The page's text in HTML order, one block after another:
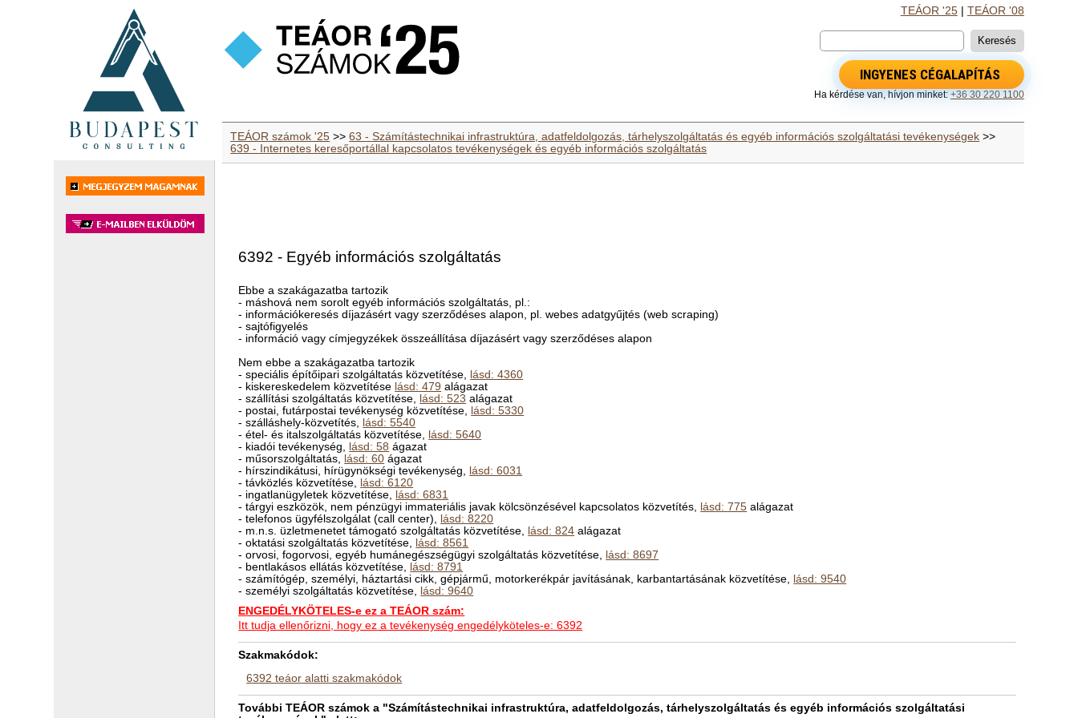
TEÁOR '25| TEÁOR '08
INGYENES CÉGALAPÍTÁS
Ha kérdése van, hívjon minket: +36 30 220 1100
TEÁOR számok '25 >>63 - Számítástechnikai infrastruktúra, adatfeldolgozás, tárhelyszolgáltatás és egyéb információs szolgáltatási tevékenységek >>
639 - Internetes keresőportállal kapcsolatos tevékenységek és egyéb információs szolgáltatás
6392 - Egyéb információs szolgáltatás
Ebbe a szakágazatba tartozik
- máshová nem sorolt egyéb információs szolgáltatás, pl.:
- információkeresés díjazásért vagy szerződéses alapon, pl. webes adatgyűjtés (web scraping)
- sajtófigyelés
- információ vagy címjegyzékek összeállítása díjazásért vagy szerződéses alapon
Nem ebbe a szakágazatba tartozik
- speciális építőipari szolgáltatás közvetítése, lásd: 4360
- kiskereskedelem közvetítése lásd: 479 alágazat
- szállítási szolgáltatás közvetítése, lásd: 523 alágazat
- postai, futárpostai tevékenység közvetítése, lásd: 5330
- szálláshely-közvetítés, lásd: 5540
- étel- és italszolgáltatás közvetítése, lásd: 5640
- kiadói tevékenység, lásd: 58 ágazat
- műsorszolgáltatás, lásd: 60 ágazat
- hírszindikátusi, hírügynökségi tevékenység, lásd: 6031
- távközlés közvetítése, lásd: 6120
- ingatlanügyletek közvetítése, lásd: 6831
- tárgyi eszközök, nem pénzügyi immateriális javak kölcsönzésével kapcsolatos közvetítés, lásd: 775 alágazat
- telefonos ügyfélszolgálat (call center), lásd: 8220
- m.n.s. üzletmenetet támogató szolgáltatás közvetítése, lásd: 824 alágazat
- oktatási szolgáltatás közvetítése, lásd: 8561
- orvosi, fogorvosi, egyéb humánegészségügyi szolgáltatás közvetítése, lásd: 8697
- bentlakásos ellátás közvetítése, lásd: 8791
- számítógép, személyi, háztartási cikk, gépjármű, motorkerékpár javításának, karbantartásának közvetítése, lásd: 9540
- személyi szolgáltatás közvetítése, lásd: 9640
ENGEDÉLYKÖTELES-e ez a TEÁOR szám:
Itt tudja ellenőrizni, hogy ez a tevékenység engedélyköteles-e: 6392
Szakmakódok:
6392 teáor alatti szakmakódok
További TEÁOR számok a "Számítástechnikai infrastruktúra, adatfeldolgozás, tárhelyszolgáltatás és egyéb információs szolgáltatási